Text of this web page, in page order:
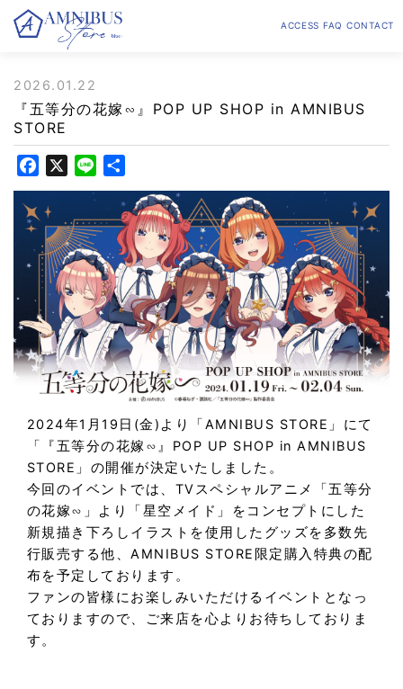
ACCESS FAQ CONTACT
2026.01.22
『五等分の花嫁∽』POP UP SHOP in AMNIBUS
STORE
a
c
e
b
o
o
k
X
i
e
有
2024年1月19日(金)より「AMNIBUS STORE」にて
「『五等分の花嫁∽』POP UP SHOP in AMNIBUS
STORE」の開催が決定いたしました。
今回のイベントでは、TVスペシャルアニメ「五等分
の花嫁∽」より「星空メイド」をコンセプトにした
新規描き下ろしイラストを使用したグッズを多数先
行販売する他、AMNIBUS STORE限定購入特典の配
布を予定しております。
ファンの皆様にお楽しみいただけるイベントとなっ
ておりますので、ご来店を心よりお待ちしておりま
す。